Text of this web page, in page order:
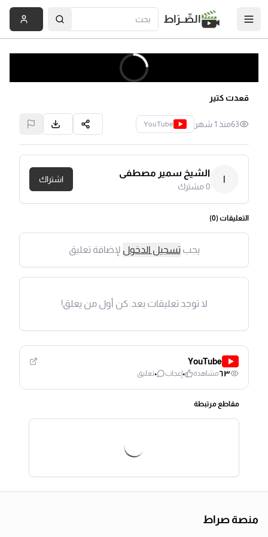
الصِّــرَاط
قعدت كتير
63منذ 1 شهر YouTube
ا
الشيخ سمير مصطفى
0مشترك
اشتراك
التعليقات (0
)
يجبتسجيل الدخول لإضافة تعليق
لا توجد تعليقات بعد. كن أول من يعلق!
YouTube
٦٣مشاهدة ٠إعجاب ٠تعليق
مقاطع مرتبطة
منصة صراط